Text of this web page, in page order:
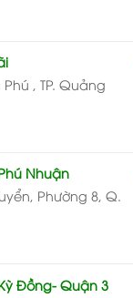
, TP. Quảng
Nhuận
Phường 8, Q.
Đồng- Quận 3